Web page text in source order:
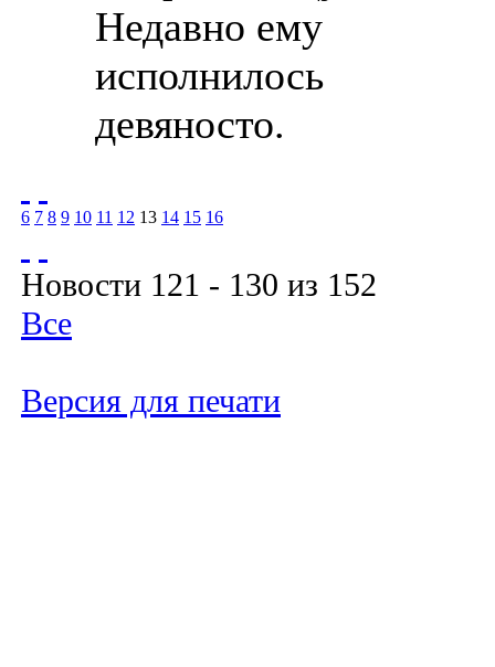
Недавно ему
исполнилось
девяносто.
6 7 8 9 10 11 12 13 14 15 16
Новости 121 - 130 из 152
Все
Версия для печати